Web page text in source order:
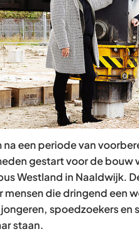
enter-
toets
om
een
waarde
te
selecteren.
na een periode van
gestart voor de bouw
Westland in Naaldwijk.
mensen die dringend een
spoedzoekers en
staan.